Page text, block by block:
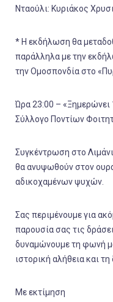
Νταούλι: Κυριάκος
* Η εκδήλωση θα
παράλληλα με την
την Ομοσπονδία στο
Ώρα 23:00 – «Ξημερώνει
Σύλλογο Ποντίων
Συγκέντρωση στο
θα ανυψωθούν στον
αδικοχαμένων ψυχών.
Σας περιμένουμε για
παρουσία σας τις
δυναμώνουμε τη φωνή
ιστορική αλήθεια και τη
Με εκτίμηση